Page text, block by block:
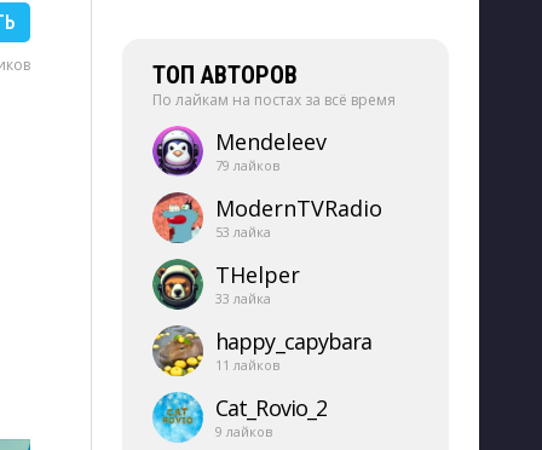
ТОП АВТОРОВ
По лайкам на постах за всё время
Mendeleev
79 лайков
ModernTVRadio
53 лайка
THelper
33 лайка
happy_​capybara
11 лайков
Cat_​Rovio_​2
9 лайков